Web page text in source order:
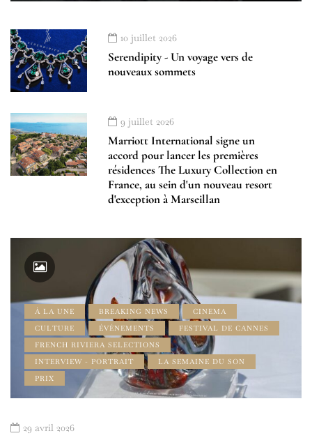
10 juillet 2026
Serendipity - Un voyage vers de
nouveaux sommets
9 juillet 2026
Marriott International signe un
accord pour lancer les premières
résidences The Luxury Collection en
France, au sein d'un nouveau resort
d'exception à Marseillan
À LA UNE BREAKING NEWS
CINEMA
CULTURE
ÉVÉNEMENTS
FESTIVAL DE CANNES
FRENCH RIVIERA SELECTIONS
INTERVIEW - PORTRAIT
LA SEMAINE DU SON
PRIX
29 avril 2026